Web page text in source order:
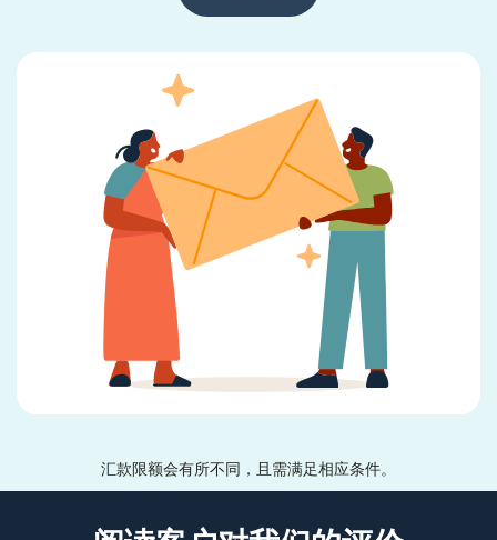
汇款限额会有所不同，且需满足相应条件。